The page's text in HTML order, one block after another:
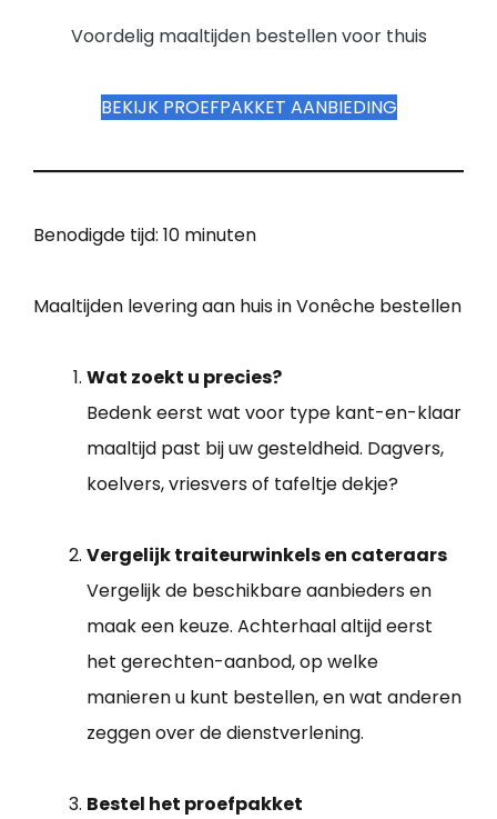
Voordelig maaltijden bestellen voor thuis
BEKIJK PROEFPAKKET AANBIEDING
Benodigde tijd: 10 minuten
Maaltijden levering aan huis in Vonêche bestellen
Wat zoekt u precies?
Bedenk eerst wat voor type kant-en-klaar
maaltijd past bij uw gesteldheid. Dagvers,
koelvers, vriesvers of tafeltje dekje?
Vergelijk traiteurwinkels en cateraars
Vergelijk de beschikbare aanbieders en
maak een keuze. Achterhaal altijd eerst
het gerechten-aanbod, op welke
manieren u kunt bestellen, en wat anderen
zeggen over de dienstverlening.
Bestel het proefpakket